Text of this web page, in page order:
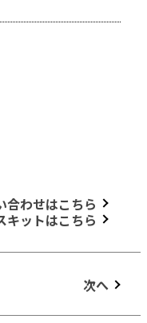
合わせはこちら
キットはこちら
次へ